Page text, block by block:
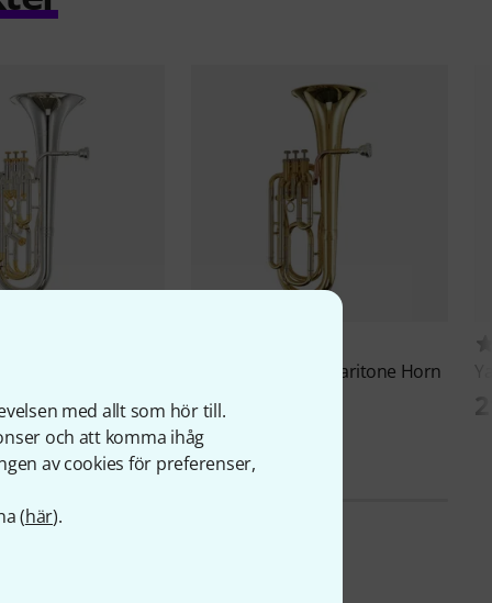
med allt som hör till.
och att komma ihåg
av cookies för preferenser,
(här).
BR 603 Baritone Horn
5 099 kr